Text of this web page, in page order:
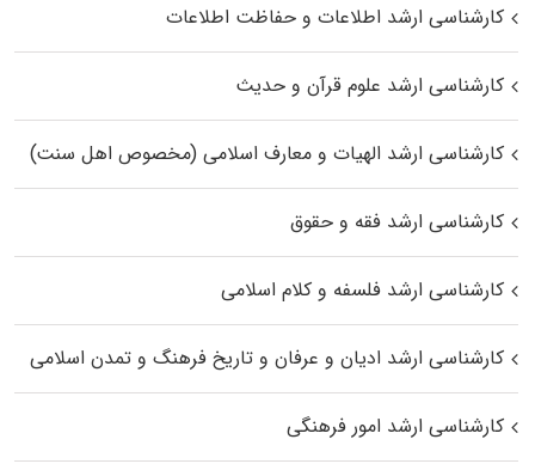
کارشناسی ارشد اطلاعات و حفاظت اطلاعات
کارشناسی ارشد علوم قرآن و حدیث
کارشناسی ارشد الهیات و معارف اسلامی (مخصوص اهل سنت)
کارشناسی ارشد فقه و حقوق
کارشناسی ارشد فلسفه و کلام اسلامی
کارشناسی ارشد ادیان و عرفان و تاریخ فرهنگ و تمدن اسلامی
کارشناسی ارشد امور فرهنگی